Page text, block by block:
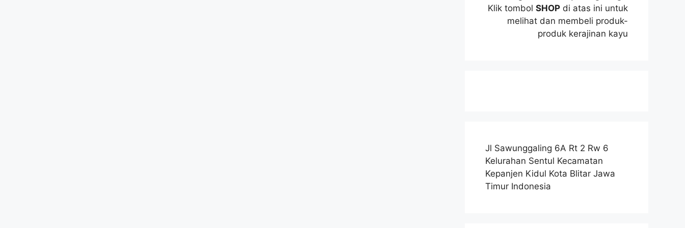
Klik tombol SHOP di atas ini untuk
melihat dan membeli produk-
produk kerajinan kayu
Jl Sawunggaling 6A Rt 2 Rw 6
Kelurahan Sentul Kecamatan
Kepanjen Kidul Kota Blitar Jawa
Timur Indonesia